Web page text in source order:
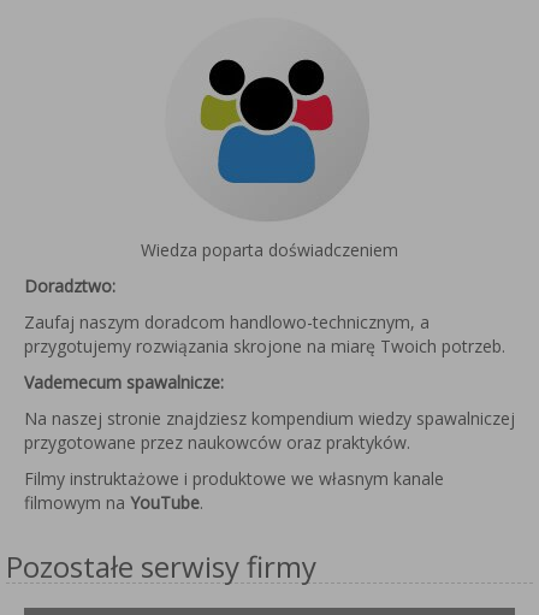
Wiedza poparta doświadczeniem
Doradztwo:
Zaufaj naszym doradcom handlowo-technicznym, a
przygotujemy rozwiązania skrojone na miarę Twoich potrzeb.
Vademecum spawalnicze:
Na naszej stronie znajdziesz kompendium wiedzy spawalniczej
przygotowane przez naukowców oraz praktyków.
Filmy instruktażowe i produktowe we własnym kanale
filmowym na YouTube.
Pozostałe serwisy firmy